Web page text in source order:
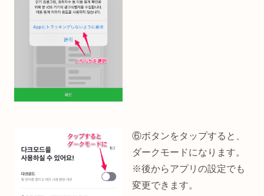
⑥ボタンをタップすると、
ダークモードになります。
※後からアプリの設定でも
変更できます。